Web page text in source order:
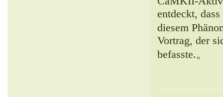
entdeckt,
diesem
Vortrag, der
befasste.。